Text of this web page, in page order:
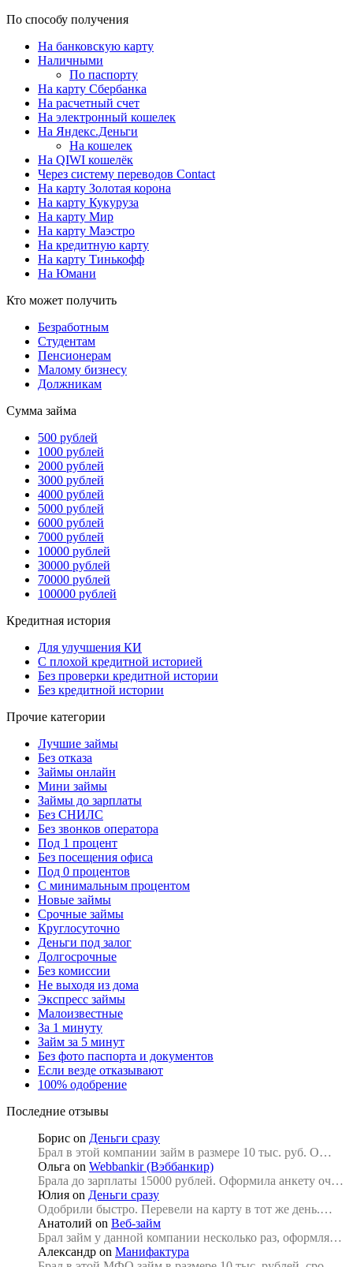
По способу получения
На банковскую карту
Наличными
По паспорту
На карту Сбербанка
На расчетный счет
На электронный кошелек
На Яндекс.Деньги
На кошелек
На QIWI кошелёк
Через систему переводов Contact
На карту Золотая корона
На карту Кукуруза
На карту Мир
На карту Маэстро
На кредитную карту
На карту Тинькофф
На Юмани
Кто может получить
Безработным
Студентам
Пенсионерам
Малому бизнесу
Должникам
Сумма займа
500 рублей
1000 рублей
2000 рублей
3000 рублей
4000 рублей
5000 рублей
6000 рублей
7000 рублей
10000 рублей
30000 рублей
70000 рублей
100000 рублей
Кредитная история
Для улучшения КИ
С плохой кредитной историей
Без проверки кредитной истории
Без кредитной истории
Прочие категории
Лучшие займы
Без отказа
Займы онлайн
Мини займы
Займы до зарплаты
Без СНИЛС
Без звонков оператора
Под 1 процент
Без посещения офиса
Под 0 процентов
С минимальным процентом
Новые займы
Срочные займы
Круглосуточно
Деньги под залог
Долгосрочные
Без комиссии
Не выходя из дома
Экспресс займы
Малоизвестные
За 1 минуту
Займ за 5 минут
Без фото паспорта и документов
Если везде отказывают
100% одобрение
Последние отзывы
Борис on Деньги сразу
Брал в этой компании займ в размере 10 тыс. руб. О…
Ольга on Webbankir (Вэббанкир)
Брала до зарплаты 15000 рублей. Оформила анкету оч…
Юлия on Деньги сразу
Одобрили быстро. Перевели на карту в тот же день.…
Анатолий on Веб-займ
Брал займ у данной компании несколько раз, оформля…
Александр on Манифактура